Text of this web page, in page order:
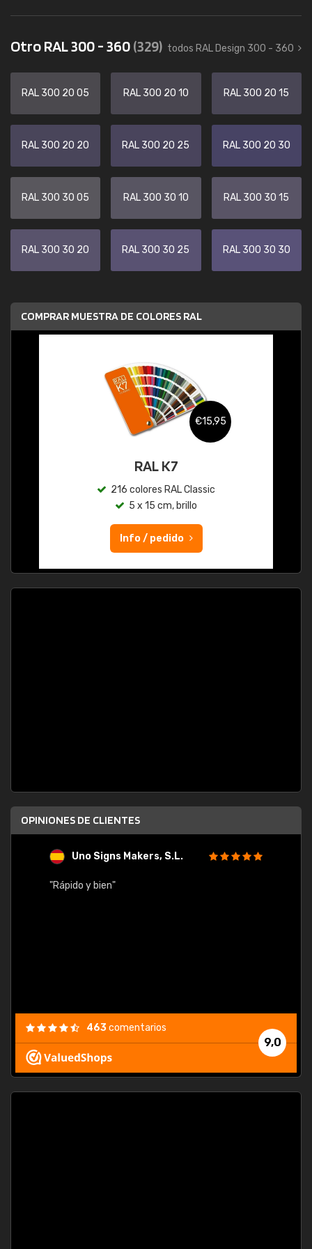
Otro RAL 300 - 360(329) todos RAL Design 300 - 360
RAL 300 20 05 RAL 300 20 10 RAL 300 20 15
RAL 300 20 20 RAL 300 20 25 RAL 300 20 30
RAL 300 30 05 RAL 300 30 10 RAL 300 30 15
RAL 300 30 20 RAL 300 30 25 RAL 300 30 30
COMPRAR MUESTRA DE COLORES RAL
€15,95
RAL K7
216 colores RAL Classic
5 x 15 cm, brillo
Info / pedido
OPINIONES DE CLIENTES
Uno Signs Makers, S.L.
"Rápido y bien"
9,0
463comentarios